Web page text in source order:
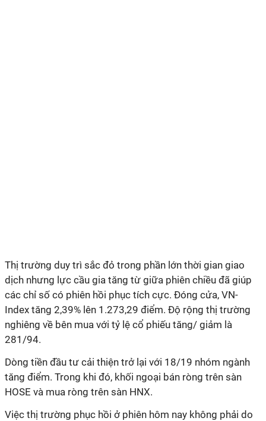
Thị trường duy trì sắc đỏ trong phần lớn thời gian giao
dịch nhưng lực cầu gia tăng từ giữa phiên chiều đã giúp
các chỉ số có phiên hồi phục tích cực. Đóng cửa, VN-
Index tăng 2,39% lên 1.273,29 điểm. Độ rộng thị trường
nghiêng về bên mua với tỷ lệ cổ phiếu tăng/ giảm là
281/94.
Dòng tiền đầu tư cải thiện trở lại với 18/19 nhóm ngành
tăng điểm. Trong khi đó, khối ngoại bán ròng trên sàn
HOSE và mua ròng trên sàn HNX.
Việc thị trường phục hồi ở phiên hôm nay không phải do